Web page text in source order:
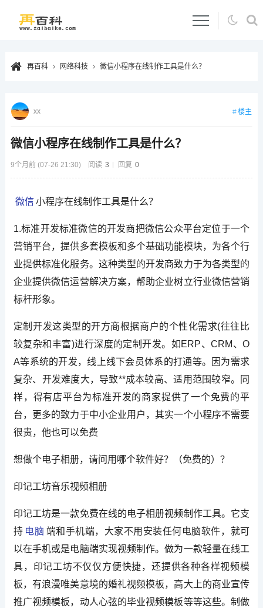
再百科 网络科技 微信小程序在线制作工具是什么？
微信小程序在线制作工具是什么？
9个月前 (07-26 21:30) 阅读 3 回复 0
xx 楼主
微信小程序在线制作工具是什么？
1.标准开发标准微信的开发商把微信公众平台定位于一个
营销平台，提供多套模板和多个基础功能模块，为各个行
业提供标准化服务。这种类型的开发商致力于为各类型的
企业提供微信运营解决方案，帮助企业树立行业微信营销
标杆形象。
定制开发这类型的开方商根据商户的个性化需求(往往比
较复杂和丰富)进行深度的定制开发。如ERP、CRM、O
A等系统的开发，线上线下会员体系的打通等。因为需求
复杂、开发难度大，导致**成本较高、适用范围较窄。同
样，得有店平台为标准开发的商家提供了一个免费的平
台，更多的致力于中小企业用户，其实一个小程序不需要
很贵，他也可以免费
想做个电子相册，请问用哪个软件好？（免费的）？
印记工坊音乐视频相册
印记工坊是一款免费在线的电子相册视频制作工具。它支
持 电脑 端和手机端，大家不用安装任何电脑软件，就可
以在手机或是电脑端实现视频制作。做为一款轻量在线工
具，印记工坊不仅仅方便快捷，还提供各种各样视频模
板，有浪漫唯美意境的婚礼视频模板，高大上的商业宣传
推广视频模板，动人心弦的毕业视频模板等等这些。制做